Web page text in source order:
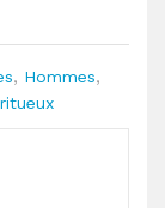
, Hommes,